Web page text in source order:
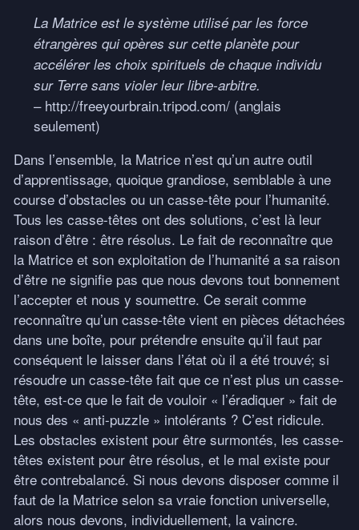
La Matrice est le système utilisé par les force
étrangères qui opères sur cette planète pour
accélérer les choix spirituels de chaque individu
sur Terre sans violer leur libre-arbitre.
– http://freeyourbrain.tripod.com/ (anglais
seulement)
Dans l’ensemble, la Matrice n’est qu’un autre outil
d’apprentissage, quoique grandiose, semblable à une
course d’obstacles ou un casse-tête pour l’humanité.
Tous les casse-têtes ont des solutions, c’est là leur
raison d’être : être résolus. Le fait de reconnaître que
la Matrice et son exploitation de l’humanité a sa raison
d’être ne signifie pas que nous devons tout bonnement
l’accepter et nous y soumettre. Ce serait comme
reconnaître qu’un casse-tête vient en pièces détachées
dans une boîte, pour prétendre ensuite qu’il faut par
conséquent le laisser dans l’état où il a été trouvé; si
résoudre un casse-tête fait que ce n’est plus un casse-
tête, est-ce que le fait de vouloir « l’éradiquer » fait de
nous des « anti-puzzle » intolérants ? C’est ridicule.
Les obstacles existent pour être surmontés, les casse-
têtes existent pour être résolus, et le mal existe pour
être contrebalancé. Si nous devons disposer comme il
faut de la Matrice selon sa vraie fonction universelle,
alors nous devons, individuellement, la vaincre.